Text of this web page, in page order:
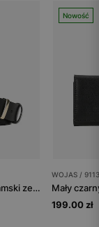
Czarny pasek damski ze złotą klamrą
Nowość
WOJAS /
199.00 zł